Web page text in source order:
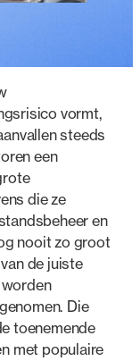
vormt,
steeds
een
die ze
en
nooit zo groot
de juiste
Die
toenemende
met populaire